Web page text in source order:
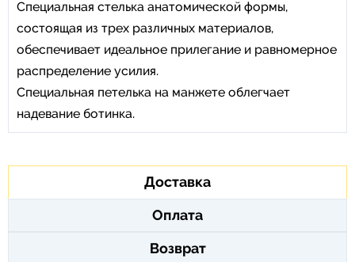
Специальная стелька анатомической формы,
состоящая из трех различных материалов,
обеспечивает идеальное прилегание и равномерное
распределение усилия.
Специальная петелька на манжете облегчает
надевание ботинка.
Доставка
Оплата
Возврат